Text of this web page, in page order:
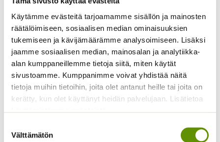
Käytämme evästeitä tarjoamamme sisällön ja mainosten
räätälöimiseen, sosiaalisen median ominaisuuksien
tukemiseen ja kävijämäärämme analysoimiseen. Lisäksi
jaamme sosiaalisen median, mainosalan ja analytiikka-
alan kumppaneillemme tietoja siitä, miten käytät
sivustoamme. Kumppanimme voivat yhdistää näitä
tietoja muihin tietoihin, joita olet antanut heille tai joita on
kerätty, kun olet käyttänyt heidän palvelujaan. Lisätietoa
käyttämistämme evästeistä
valinta
Välttämätön
Aitoelämänlanka
Presto sekoitus
2,70€ Sisältää arvonlisäveron
Kiinanasteri Benary’s
Princess
(jättiläisprinsessa) 100
s.
4,90 Sisältää arvonlisäveron